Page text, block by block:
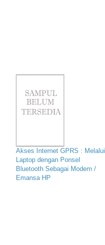
Akses Internet GPRS : Melalui
Laptop dengan Ponsel
Bluetooth Sebagai Modem /
Emansa HP